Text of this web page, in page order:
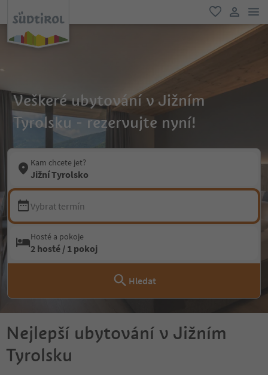
oblíbené
Veškeré ubytování v Jižním
Tyrolsku - rezervujte nyní!
Kam chcete jet?
Jižní Tyrolsko
Vybrat termín
Hosté a pokoje
2 hosté / 1 pokoj
Hledat
Nejlepší ubytování v Jižním
Tyrolsku